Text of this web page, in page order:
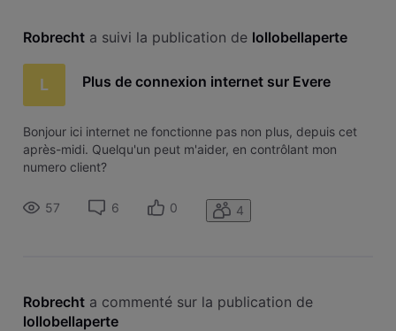
Robrecht a suivi la publication de lollobellaperte
L Plus de connexion internet sur Evere
Bonjour ici internet ne fonctionne pas non plus, depuis cet
après-midi. Quelqu'un peut m'aider, en contrôlant mon
numero client?
57 6 0 4
Robrecht a commenté sur la publication de
lollobellaperte